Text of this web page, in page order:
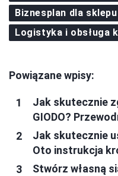
Biznesplan dla sklepu
Logistyka i obsługa
Powiązane wpisy:
Jak skutecznie
GIODO?
Jak skutecznie
Oto instrukcja
Stwórz własną